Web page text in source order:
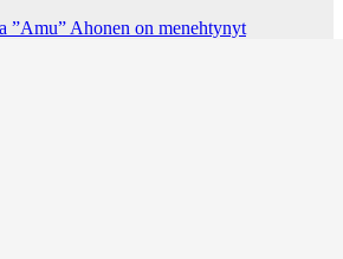
”Amu” Ahonen on menehtynyt